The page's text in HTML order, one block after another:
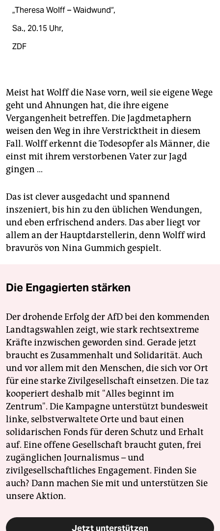
„Theresa Wolff – Waidwund“,
Sa., 20.15 Uhr,
ZDF
Meist hat Wolff die Nase vorn, weil sie eigene Wege
geht und Ahnungen hat, die ihre eigene
Vergangenheit betreffen. Die Jagdmetaphern
weisen den Weg in ihre Verstricktheit in diesem
Fall. Wolff erkennt die Todesopfer als Männer, die
einst mit ihrem verstorbenen Vater zur Jagd
gingen …
Das ist clever ausgedacht und spannend
inszeniert, bis hin zu den üblichen Wendungen,
und eben erfrischend anders. Das aber liegt vor
allem an der Hauptdarstellerin, denn Wolff wird
bravurös von Nina Gummich gespielt.
Die Engagierten stärken
Der drohende Erfolg der AfD bei den kommenden
Landtagswahlen zeigt, wie stark rechtsextreme
Kräfte inzwischen geworden sind. Gerade jetzt
braucht es Zusammenhalt und Solidarität. Auch
und vor allem mit den Menschen, die sich vor Ort
für eine starke Zivilgesellschaft einsetzen. Die taz
kooperiert deshalb mit "Alles beginnt im
Zentrum". Die Kampagne unterstützt bundesweit
linke, selbstverwaltete Orte und baut einen
solidarischen Fonds für deren Schutz und Erhalt
auf. Eine offene Gesellschaft braucht guten, frei
zugänglichen Journalismus – und
zivilgesellschaftliches Engagement. Finden Sie
auch? Dann machen Sie mit und unterstützen Sie
unsere Aktion.
Jetzt unterstützen